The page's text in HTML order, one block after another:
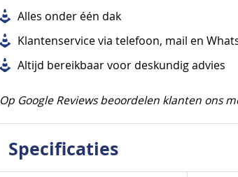
Alles onder één dak
Klantenservice via telefoon, mail en
Altijd bereikbaar voor deskundig advies
Op Google Reviews beoordelen klanten ons
Specificaties